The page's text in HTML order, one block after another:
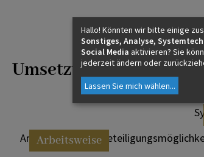
Umsetzungsphase in
Arbeitsweise
Arbeitsweise und
Hallo! Könnten wir bitte einige
Sonstiges, Analyse,
Social Media aktivieren? Sie
jederzeit ändern oder
Lassen Sie mich wählen...